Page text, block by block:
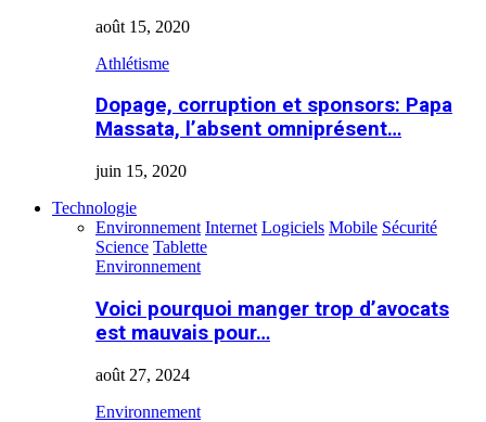
août 15, 2020
Athlétisme
Dopage, corruption et sponsors: Papa
Massata, l’absent omniprésent…
juin 15, 2020
Technologie
Environnement Internet Logiciels Mobile Sécurité
Science Tablette
Environnement
Voici pourquoi manger trop d’avocats
est mauvais pour…
août 27, 2024
Environnement